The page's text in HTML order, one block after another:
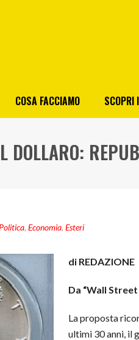
COSA FACCIAMO SCOPRI
DOLLARO:
, Economia, Esteri
di REDAZIONE
Da “Wall
La proposta
ultimi 30 anni, il